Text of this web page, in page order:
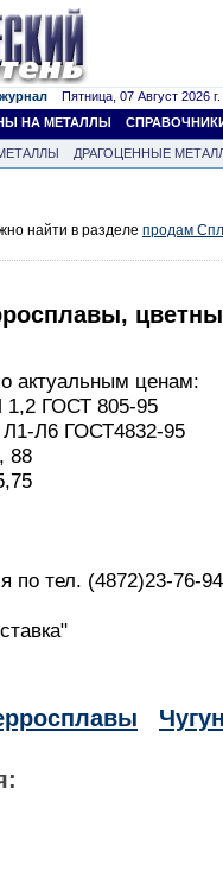
Пятница, 07 Август 2026 г.
НА МЕТАЛЛЫ
ДРАГОЦЕННЫЕ
найти в разделе продам
актуальным ценам:
1,2 ГОСТ 805-95
Л6 ГОСТ4832-95
88
тел. (4872)23-76-